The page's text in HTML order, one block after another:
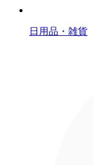
日用品・雑貨